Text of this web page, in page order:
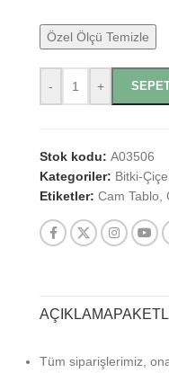
Özel Ölçü Temizle
- +
Stok kodu: A03506
Kategoriler: Bitki-
Etiketler: Cam Tablo
AÇIKLAMA
Tüm siparişlerimiz,